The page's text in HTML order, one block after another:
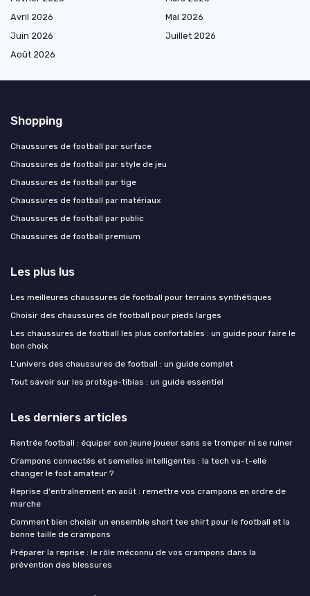
Avril 2026
Mai 2026
Juin 2026
Juillet 2026
Août 2026
Shopping
Chaussures de football par surface
Chaussures de football par style de jeu
Chaussures de football par tige
Chaussures de football par matériaux
Chaussures de football par public
Chaussures de football premium
Les plus lus
Les meilleures chaussures de football pour terrains synthétiques
Choisir des chaussures de football pour pieds larges
Les chaussures de football les plus confortables : un guide pour faire le
bon choix
L'univers des chaussures de football : un guide complet
Tout savoir sur les protège-tibias : un guide essentiel
Les derniers articles
Rentrée football : équiper son jeune joueur sans se tromper ni se ruiner
Crampons connectés et semelles intelligentes : la tech va-t-elle
changer le foot amateur ?
Reprise d'entraînement en août : remettre vos crampons en ordre de
marche
Comment bien choisir un ensemble short tee shirt pour le football et la
bonne taille de crampons
Préparer la reprise : le rôle méconnu de vos crampons dans la
prévention des blessures